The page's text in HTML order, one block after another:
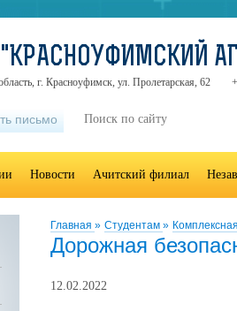
Главная » Студентам »
Дорожная
12.02.2022
"КРАСНОУФИМСКИЙ
г. Красноуфимск, ул. Пролетарская, 62
письмо
Новости Ачитский филиал